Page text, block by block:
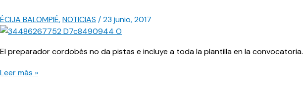
ÉCIJA BALOMPIÉ,NOTICIAS /23 junio, 2017
El preparador cordobés no da pistas e incluye a toda la plantilla en la convocatoria.
Gómez
Leer más »